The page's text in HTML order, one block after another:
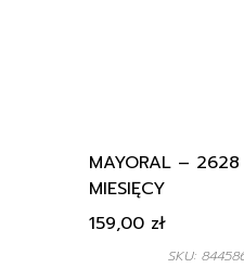
MAYORAL – 2628
MIESIĘCY
SKU:
159,00 zł